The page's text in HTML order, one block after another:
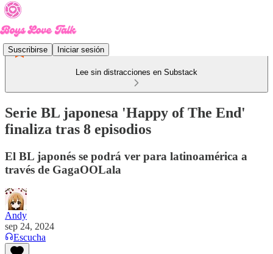
Suscribirse Iniciar sesión
Lee sin distracciones en Substack
Serie BL japonesa 'Happy of The End'
finaliza tras 8 episodios
El BL japonés se podrá ver para latinoamérica a
través de GagaOOLala
Andy
sep 24, 2024
Escucha